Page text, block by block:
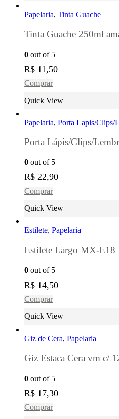
Papelaria, Tinta Guache
Tinta Guache 250ml
0 out of 5
R$ 11,50
Comprar
Quick View
Papelaria, Porta Lapis/Clips/
Porta Lápis/Clips/
0 out of 5
R$ 22,90
Comprar
Quick View
Estilete, Papelaria
Estilete Largo MX-
0 out of 5
R$ 14,50
Comprar
Quick View
Giz de Cera, Papelaria
Giz Estaca Cera vm c/
0 out of 5
R$ 17,30
Comprar